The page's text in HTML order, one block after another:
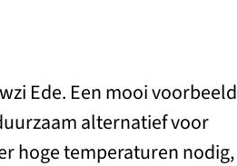
Ede. Een mooi voorbeeld
alternatief voor
hoge temperaturen nodig,